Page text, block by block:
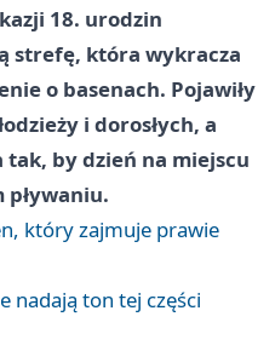
18. urodzin
strefę, która wykracza
o basenach. Pojawiły
i dorosłych, a
tak, by dzień na miejscu
pływaniu.
który zajmuje prawie
nadają ton tej części